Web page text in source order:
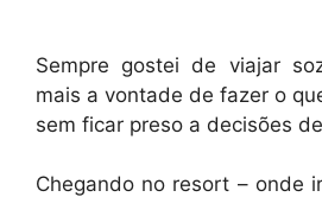
Sempre gostei de viajar
mais a vontade de fazer o
sem ficar preso a decisões
Chegando no resort – onde